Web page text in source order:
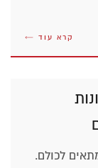
קרא עוד ←
לכולם.